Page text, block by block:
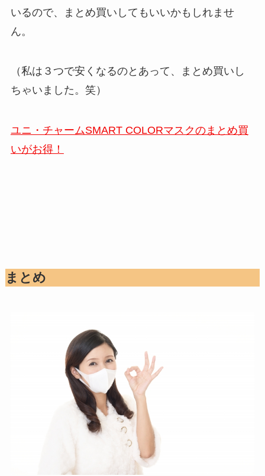
いるので、まとめ買いしてもいいかもしれませ
ん。
（私は３つで安くなるのとあって、まとめ買いし
ちゃいました。笑）
ユニ・チャームSMART COLORマスクのまとめ買
いがお得！
まとめ